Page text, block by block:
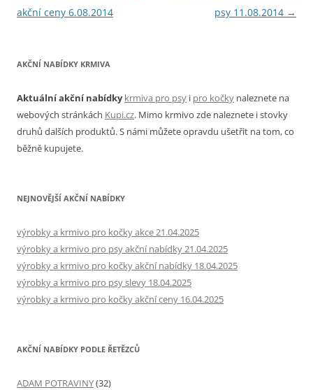
pro
akční ceny 6.08.2014
psy 11.08.2014 →
AKČNÍ NABÍDKY KRMIVA
Aktuální akční nabídky krmiva pro psy i pro kočky naleznete na
webových stránkách Kupi.cz. Mimo krmivo zde naleznete i stovky
druhů dalších produktů. S námi můžete opravdu ušetřit na tom, co
běžně kupujete.
NEJNOVĚJŠÍ AKČNÍ NABÍDKY
výrobky a krmivo pro kočky akce 21.04.2025
výrobky a krmivo pro psy akční nabídky 21.04.2025
výrobky a krmivo pro kočky akční nabídky 18.04.2025
výrobky a krmivo pro psy slevy 18.04.2025
výrobky a krmivo pro kočky akční ceny 16.04.2025
AKČNÍ NABÍDKY PODLE ŘETĚZCŮ
ADAM POTRAVINY(32)